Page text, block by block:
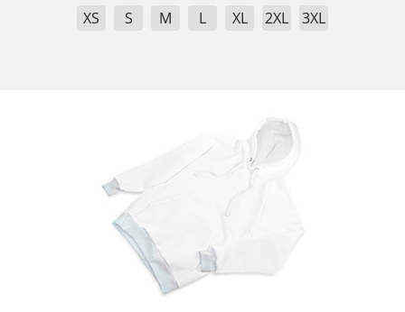
XS S M L XL 2XL 3XL